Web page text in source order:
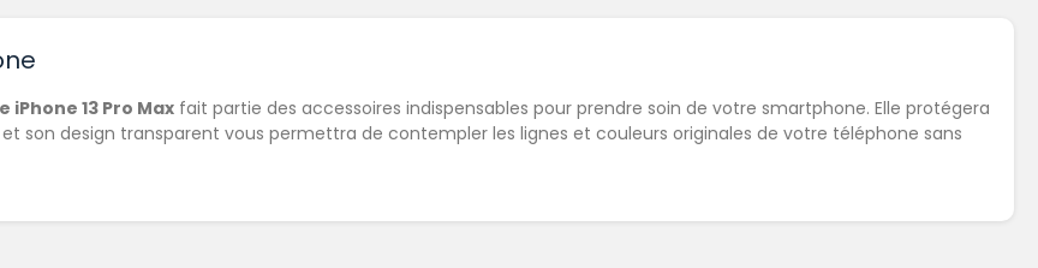
iPhone 13 Pro Max fait partie des accessoires indispensables pour prendre soin de votre smartphone. Elle protégera
son design transparent vous permettra de contempler les lignes et couleurs originales de votre téléphone sans